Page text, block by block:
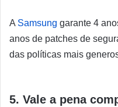
A Samsung garante 4
anos de patches de
das políticas mais
5. Vale a pena